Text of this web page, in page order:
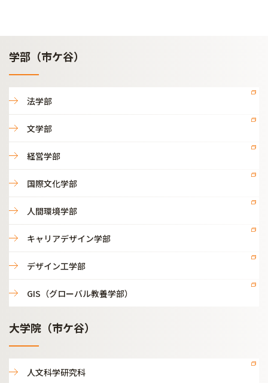
学部（市ケ谷）
法学部
文学部
経営学部
国際文化学部
人間環境学部
キャリアデザイン学部
デザイン工学部
GIS（グローバル教養学部）
大学院（市ケ谷）
人文科学研究科